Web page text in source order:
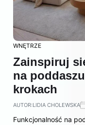
WNĘTRZE
Zainspiruj
na
krokach
AUTOR:LIDIA CHOLEWSKA
Funkcjonalność na